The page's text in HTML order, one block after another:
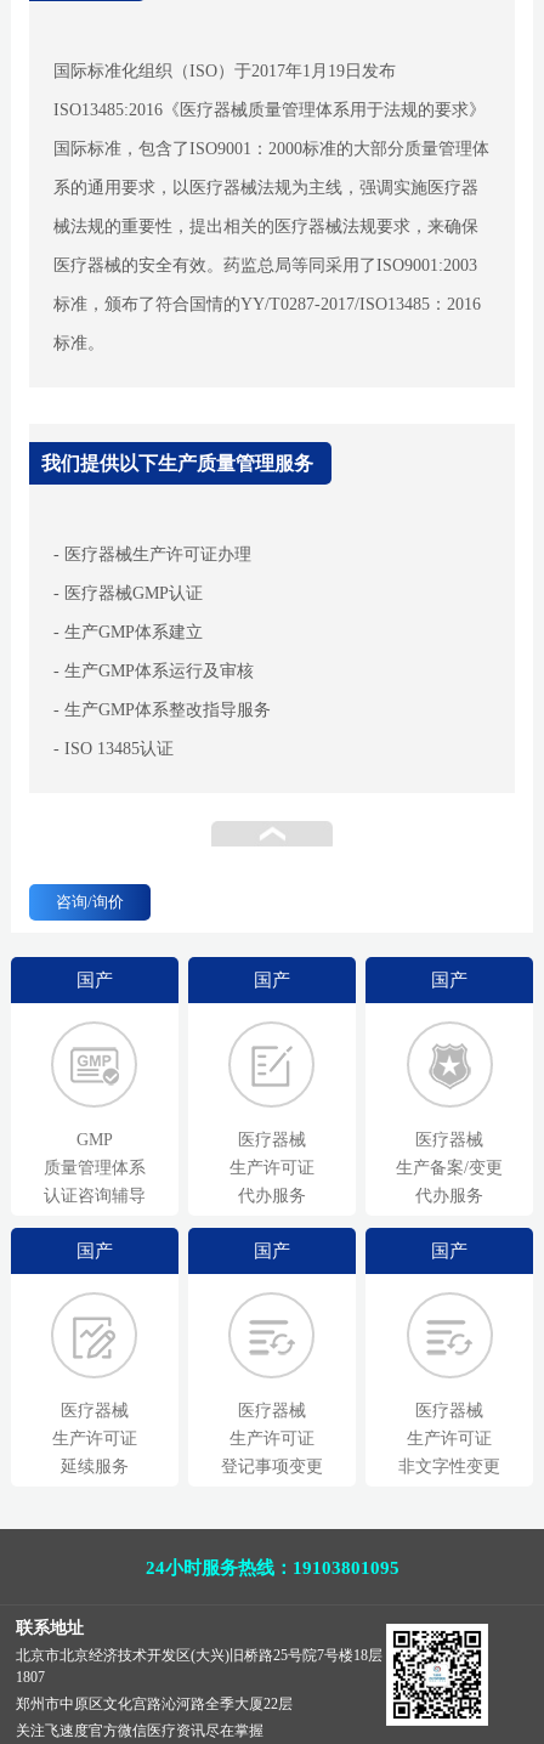
国际标准化组织（ISO）于2017年1月19日发布
ISO13485:2016《医疗器械质量管理体系用于法规的要求》
国际标准，包含了ISO9001：2000标准的大部分质量管理体
系的通用要求，以医疗器械法规为主线，强调实施医疗器
械法规的重要性，提出相关的医疗器械法规要求，来确保
医疗器械的安全有效。药监总局等同采用了ISO9001:2003
标准，颁布了符合国情的YY/T0287-2017/ISO13485：2016
标准。
我们提供以下生产质量管理服务
- 医疗器械生产许可证办理
- 医疗器械GMP认证
- 生产GMP体系建立
- 生产GMP体系运行及审核
- 生产GMP体系整改指导服务
- ISO 13485认证
咨询/询价
国产
GMP
质量管理体系
认证咨询辅导
国产
医疗器械
生产许可证
代办服务
国产
医疗器械
生产备案/变更
代办服务
国产
医疗器械
生产许可证
延续服务
国产
医疗器械
生产许可证
登记事项变更
国产
医疗器械
生产许可证
非文字性变更
24小时服务热线：19103801095
联系地址
北京市北京经济技术开发区(大兴)旧桥路25号院7号楼18层
1807
郑州市中原区文化宫路沁河路全季大厦22层
关注飞速度官方微信医疗资讯尽在掌握